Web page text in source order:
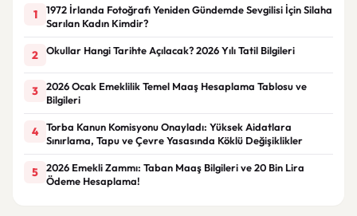
1
1972 İrlanda Fotoğrafı Yeniden Gündemde Sevgilisi İçin Silaha
Sarılan Kadın Kimdir?
2 Okullar Hangi Tarihte Açılacak? 2026 Yılı Tatil Bilgileri
3
2026 Ocak Emeklilik Temel Maaş Hesaplama Tablosu ve
Bilgileri
4
Torba Kanun Komisyonu Onayladı: Yüksek Aidatlara
Sınırlama, Tapu ve Çevre Yasasında Köklü Değişiklikler
5
2026 Emekli Zammı: Taban Maaş Bilgileri ve 20 Bin Lira
Ödeme Hesaplama!